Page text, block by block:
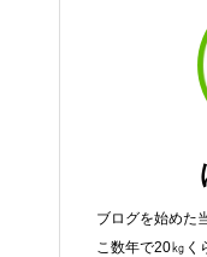
ブログを始めた
こ数年で20㎏く